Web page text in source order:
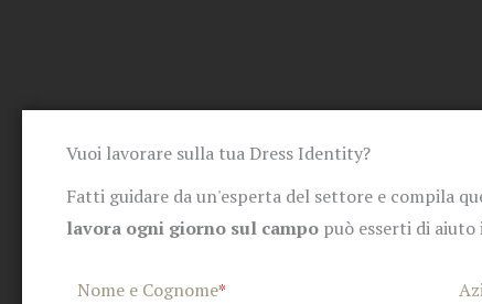
Vuoi lavorare sulla tua Dress Identity?
Fatti guidare da un'esperta del settore e compila
lavora ogni giorno sul campo può esserti di
Nome e Cognome*